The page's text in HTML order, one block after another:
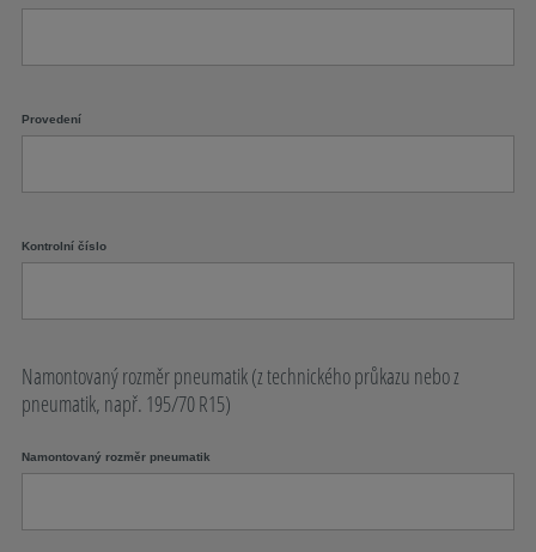
Provedení
Kontrolní číslo
Namontovaný rozměr pneumatik (z technického průkazu nebo z
pneumatik, např. 195/70 R15)
Namontovaný rozměr pneumatik